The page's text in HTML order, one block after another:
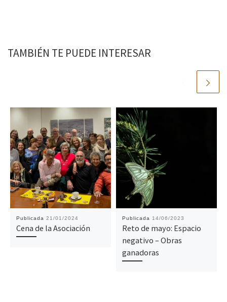
TAMBIÉN TE PUEDE INTERESAR
Publicada 21/01/2024
Cena de la Asociación
Publicada 14/06/2023
Reto de mayo: Espacio
negativo – Obras
ganadoras